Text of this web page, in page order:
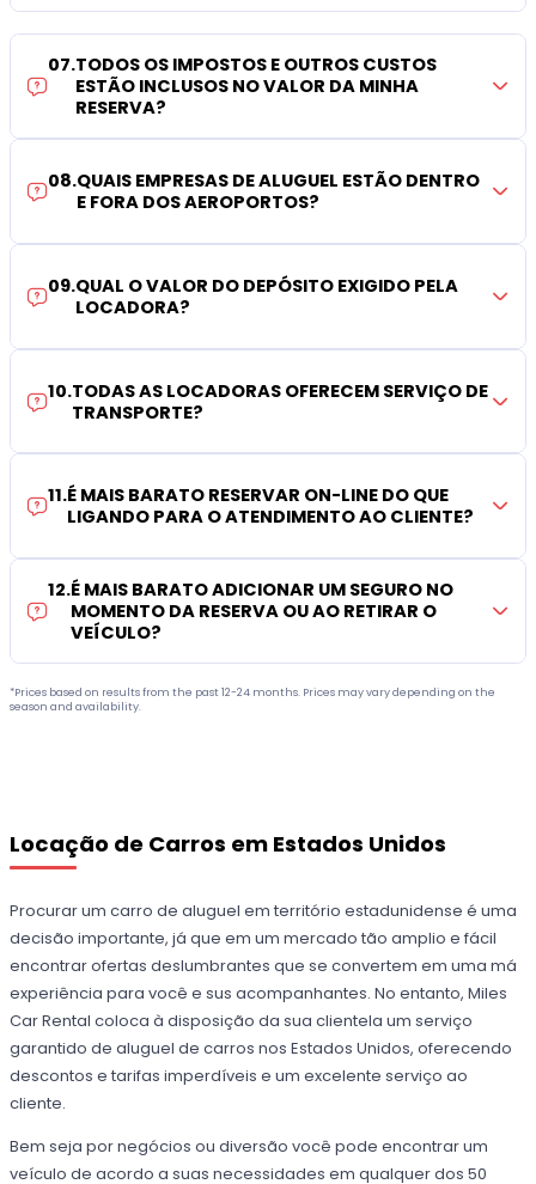
07.TODOS OS IMPOSTOS E OUTROS CUSTOS
ESTÃO INCLUSOS NO VALOR DA MINHA
RESERVA?
08.QUAIS EMPRESAS DE ALUGUEL ESTÃO DENTRO
E FORA DOS AEROPORTOS?
09.QUAL O VALOR DO DEPÓSITO EXIGIDO PELA
LOCADORA?
10.TODAS AS LOCADORAS OFERECEM SERVIÇO DE
TRANSPORTE?
11.É MAIS BARATO RESERVAR ON-LINE DO QUE
LIGANDO PARA O ATENDIMENTO AO CLIENTE?
12.É MAIS BARATO ADICIONAR UM SEGURO NO
MOMENTO DA RESERVA OU AO RETIRAR O
VEÍCULO?
*Prices based on results from the past 12-24 months. Prices may vary depending on the
season and availability.
Locação de Carros em Estados Unidos
Procurar um carro de aluguel em território estadunidense é uma
decisão importante, já que em um mercado tão amplio e fácil
encontrar ofertas deslumbrantes que se convertem em uma má
experiência para você e sus acompanhantes. No entanto, Miles
Car Rental coloca à disposição da sua clientela um serviço
garantido de aluguel de carros nos Estados Unidos, oferecendo
descontos e tarifas imperdíveis e um excelente serviço ao
cliente.
Bem seja por negócios ou diversão você pode encontrar um
veículo de acordo a suas necessidades em qualquer dos 50